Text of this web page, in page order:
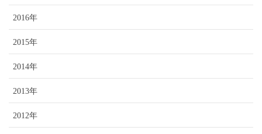
2016年
2015年
2014年
2013年
2012年